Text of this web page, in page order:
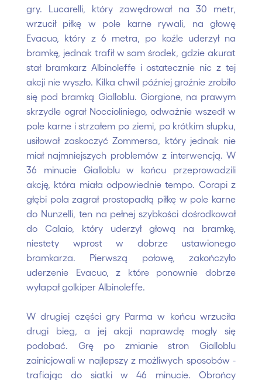
gry. Lucarelli, który zawędrował na 30 metr,
wrzucił piłkę w pole karne rywali, na głowę
Evacuo, który z 6 metra, po koźle uderzył na
bramkę, jednak trafił w sam środek, gdzie akurat
stał bramkarz Albinoleffe i ostatecznie nic z tej
akcji nie wyszło. Kilka chwil później groźnie zrobiło
się pod bramką Gialloblu. Giorgione, na prawym
skrzydle ograł Noccioliniego, odważnie wszedł w
pole karne i strzałem po ziemi, po krótkim słupku,
usiłował zaskoczyć Zommersa, który jednak nie
miał najmniejszych problemów z interwencją. W
36 minucie Gialloblu w końcu przeprowadzili
akcję, która miała odpowiednie tempo. Corapi z
głębi pola zagrał prostopadłą piłkę w pole karne
do Nunzelli, ten na pełnej szybkości dośrodkował
do Calaio, który uderzył głową na bramkę,
niestety wprost w dobrze ustawionego
bramkarza. Pierwszą połowę, zakończyło
uderzenie Evacuo, z które ponownie dobrze
wyłapał golkiper Albinoleffe.
W drugiej części gry Parma w końcu wrzuciła
drugi bieg, a jej akcji naprawdę mogły się
podobać. Grę po zmianie stron Gialloblu
zainicjowali w najlepszy z możliwych sposobów -
trafiając do siatki w 46 minucie. Obrońcy